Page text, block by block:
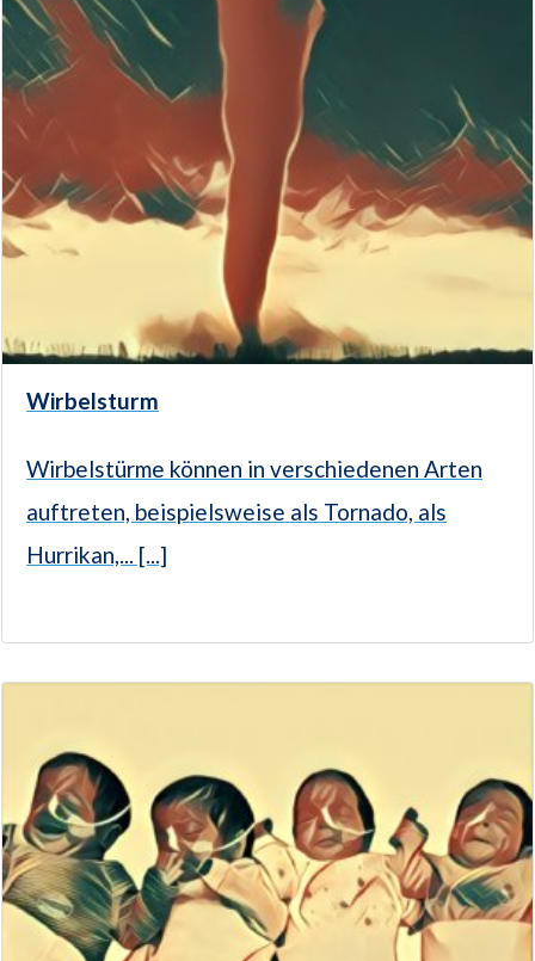
Wirbelsturm
Wirbelstürme können in verschiedenen Arten
auftreten, beispielsweise als Tornado, als
Hurrikan,... [...]